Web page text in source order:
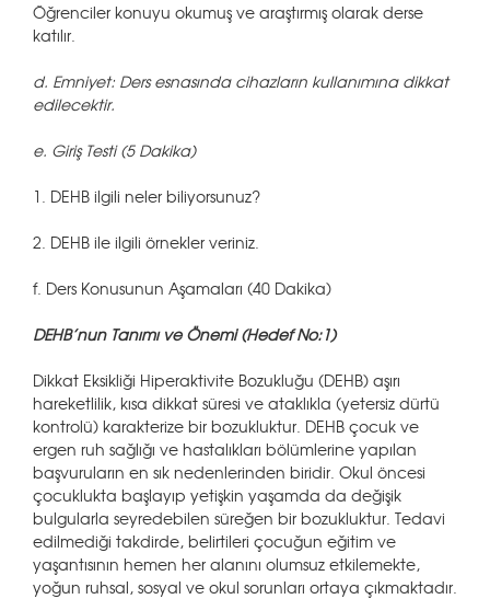
Öğrenciler konuyu okumuş ve araştırmış olarak derse
katılır.
d. Emniyet: Ders esnasında cihazların kullanımına dikkat
edilecektir.
e. Giriş Testi (5 Dakika)
1. DEHB ilgili neler biliyorsunuz?
2. DEHB ile ilgili örnekler veriniz.
f. Ders Konusunun Aşamaları (40 Dakika)
DEHB’nun Tanımı ve Önemi (Hedef No:1)
Dikkat Eksikliği Hiperaktivite Bozukluğu (DEHB) aşırı
hareketlilik, kısa dikkat süresi ve ataklıkla (yetersiz dürtü
kontrolü) karakterize bir bozukluktur. DEHB çocuk ve
ergen ruh sağlığı ve hastalıkları bölümlerine yapılan
başvuruların en sık nedenlerinden biridir. Okul öncesi
çocuklukta başlayıp yetişkin yaşamda da değişik
bulgularla seyredebilen süreğen bir bozukluktur. Tedavi
edilmediği takdirde, belirtileri çocuğun eğitim ve
yaşantısının hemen her alanını olumsuz etkilemekte,
yoğun ruhsal, sosyal ve okul sorunları ortaya çıkmaktadır.